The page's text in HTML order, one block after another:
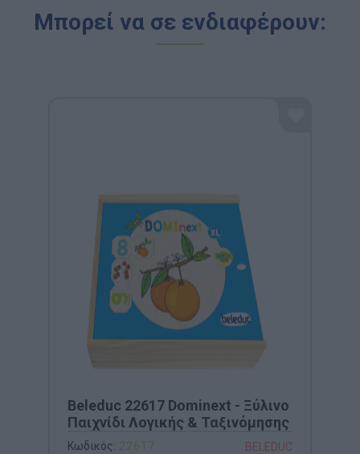
Μπορεί να σε ενδιαφέρουν:
Beleduc 22617 Dominext - Ξύλινο
Παιχνίδι Λογικής & Ταξινόμησης
Κωδικός: 22617 BELEDUC